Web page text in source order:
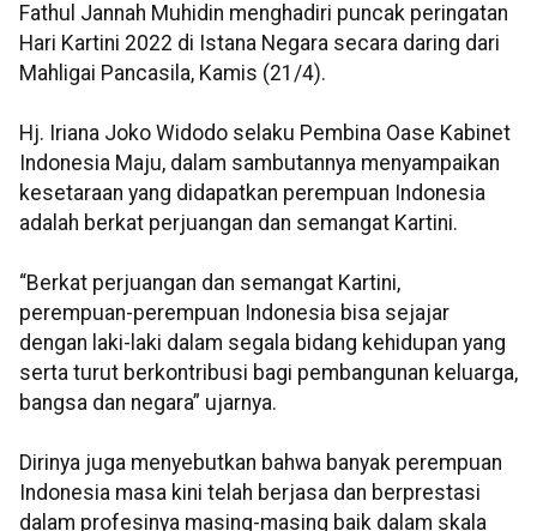
Fathul Jannah Muhidin menghadiri puncak peringatan
Hari Kartini 2022 di Istana Negara secara daring dari
Mahligai Pancasila, Kamis (21/4).
Hj. Iriana Joko Widodo selaku Pembina Oase Kabinet
Indonesia Maju, dalam sambutannya menyampaikan
kesetaraan yang didapatkan perempuan Indonesia
adalah berkat perjuangan dan semangat Kartini.
“Berkat perjuangan dan semangat Kartini,
perempuan-perempuan Indonesia bisa sejajar
dengan laki-laki dalam segala bidang kehidupan yang
serta turut berkontribusi bagi pembangunan keluarga,
bangsa dan negara” ujarnya.
Dirinya juga menyebutkan bahwa banyak perempuan
Indonesia masa kini telah berjasa dan berprestasi
dalam profesinya masing-masing baik dalam skala